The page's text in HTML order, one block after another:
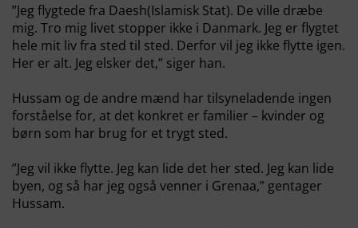
”Jeg flygtede fra Daesh(Islamisk Stat). De ville dræbe
mig. Tro mig livet stopper ikke i Danmark. Jeg er flygtet
hele mit liv fra sted til sted. Derfor vil jeg ikke flytte igen.
Her er alt. Jeg elsker det,” siger han.
Hussam og de andre mænd har tilsyneladende ingen
forståelse for, at det konkret er familier – kvinder og
børn som har brug for et trygt sted.
”Jeg vil ikke flytte. Jeg kan lide det her sted. Jeg kan lide
byen, og så har jeg også venner i Grenaa,” gentager
Hussam.